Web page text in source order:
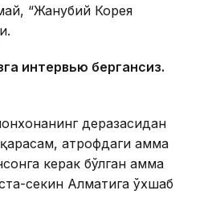
“Жанубий Корея
интервью бергансиз.
деразасидан
атрофдаги ҳамма
керак бўлган ҳамма
секин Алматига ўхшаб